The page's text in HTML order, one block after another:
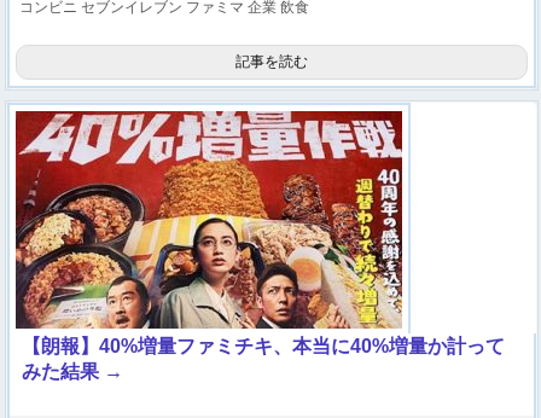
コンビニ セブンイレブン ファミマ 企業 飲食
記事を読む
【朗報】40%増量ファミチキ、本当に40%増量か計って
みた結果 →